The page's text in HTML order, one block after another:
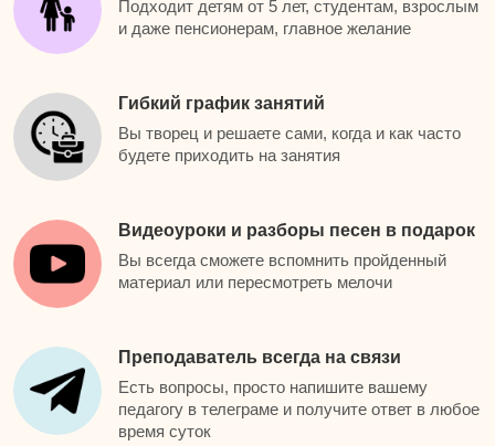
Подходит детям от 5 лет, студентам, взрослым
и даже пенсионерам, главное желание
Гибкий график занятий
Вы творец и решаете сами, когда и как часто
будете приходить на занятия
Видеоуроки и разборы песен в подарок
Вы всегда сможете вспомнить пройденный
материал или пересмотреть мелочи
Преподаватель всегда на связи
Есть вопросы, просто напишите вашему
педагогу в телеграме и получите ответ в любое
время суток